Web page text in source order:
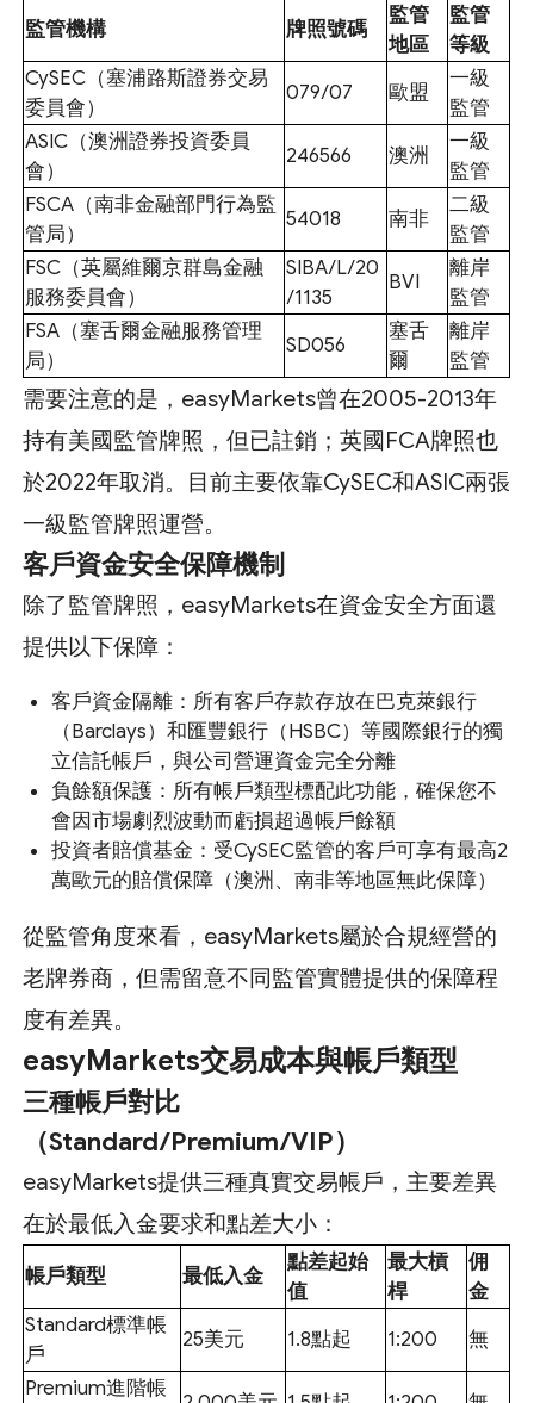
監管機構 牌照號碼
監管
地區
監管
等級
CySEC（塞浦路斯證券交易
委員會）
079/07 歐盟
一級
監管
ASIC（澳洲證券投資委員
會）
246566 澳洲
一級
監管
FSCA（南非金融部門行為監
管局）
54018 南非
二級
監管
FSC（英屬維爾京群島金融
服務委員會）
SIBA/L/20
/1135
BVI
離岸
監管
FSA（塞舌爾金融服務管理
局）
SD056
塞舌
爾
離岸
監管
需要注意的是，easyMarkets曾在2005-2013年
持有美國監管牌照，但已註銷；英國FCA牌照也
於2022年取消。目前主要依靠CySEC和ASIC兩張
一級監管牌照運營。
客戶資金安全保障機制
除了監管牌照，easyMarkets在資金安全方面還
提供以下保障：
客戶資金隔離：所有客戶存款存放在巴克萊銀行
（Barclays）和匯豐銀行（HSBC）等國際銀行的獨
立信託帳戶，與公司營運資金完全分離
負餘額保護：所有帳戶類型標配此功能，確保您不
會因市場劇烈波動而虧損超過帳戶餘額
投資者賠償基金：受CySEC監管的客戶可享有最高2
萬歐元的賠償保障（澳洲、南非等地區無此保障）
從監管角度來看，easyMarkets屬於合規經營的
老牌券商，但需留意不同監管實體提供的保障程
度有差異。
easyMarkets交易成本與帳戶類型
三種帳戶對比
（Standard/Premium/VIP）
easyMarkets提供三種真實交易帳戶，主要差異
在於最低入金要求和點差大小：
帳戶類型 最低入金
點差起始
值
最大槓
桿
佣
金
Standard標準帳
戶
25美元 1.8點起 1:200
無
Premium進階帳